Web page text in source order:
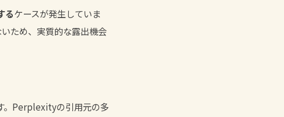
るケースが発生していま
ため、実質的な露出機会
。Perplexityの引用元の多